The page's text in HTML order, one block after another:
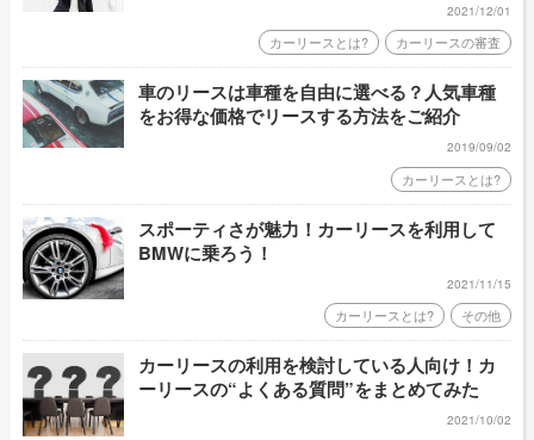
2021/12/01
カーリースとは? カーリースの審査
車のリースは車種を自由に選べる？人気車種
をお得な価格でリースする方法をご紹介
2019/09/02
カーリースとは?
スポーティさが魅力！カーリースを利用して
BMWに乗ろう！
2021/11/15
カーリースとは? その他
カーリースの利用を検討している人向け！カ
ーリースの“よくある質問”をまとめてみた
2021/10/02